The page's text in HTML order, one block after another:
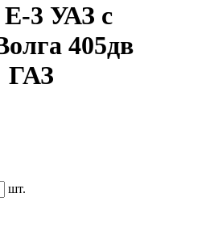
Е-3 УАЗ с
405дв
ГАЗ
шт.